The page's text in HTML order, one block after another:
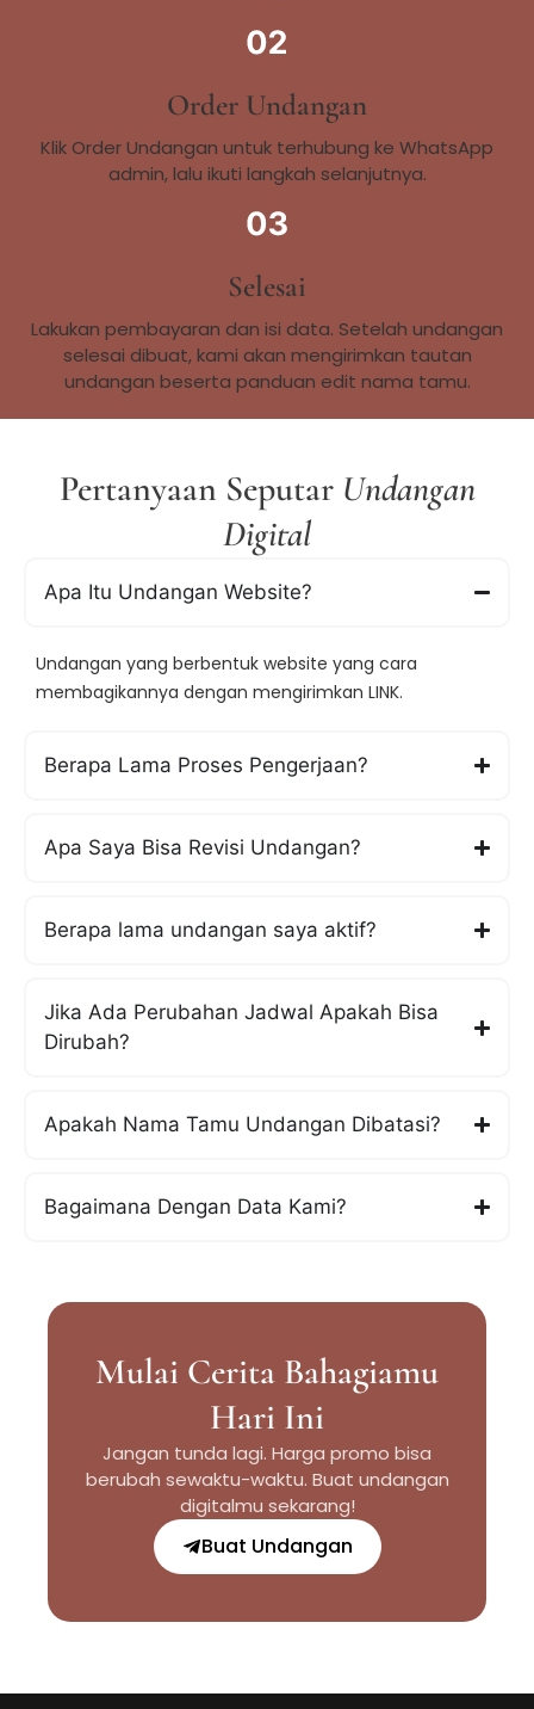
Order Undangan
Klik Order Undangan untuk terhubung ke WhatsApp
admin, lalu ikuti langkah selanjutnya.
Selesai
Lakukan pembayaran dan isi data. Setelah undangan
selesai dibuat, kami akan mengirimkan tautan
undangan beserta panduan edit nama tamu.
Pertanyaan Seputar Undangan
Digital
Apa Itu Undangan Website?
Undangan yang berbentuk website yang cara
membagikannya dengan mengirimkan LINK.
Berapa Lama Proses Pengerjaan?
Apa Saya Bisa Revisi Undangan?
Berapa lama undangan saya aktif?
Jika Ada Perubahan Jadwal Apakah Bisa
Dirubah?
Apakah Nama Tamu Undangan Dibatasi?
Bagaimana Dengan Data Kami?
Mulai Cerita Bahagiamu
Hari Ini
Jangan tunda lagi. Harga promo bisa
berubah sewaktu-waktu. Buat undangan
digitalmu sekarang!
Buat Undangan